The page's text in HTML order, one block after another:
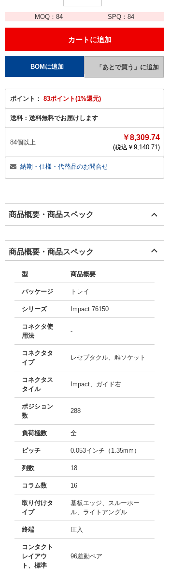
MOQ： 84 SPQ：84
ポイント： 83ポイント(1%還元)
送料： 送料無料でお届けします
84個以上
￥8,309.74
(税込￥ 9,140.71)
納期・仕様・代替品のお問合せ
商品概要・商品スペック
商品概要・商品スペック
型 商品概要
パッケージ トレイ
シリーズ Impact 76150
コネクタ使
用法
-
コネクタタ
イプ
レセプタクル、雌ソケット
コネクタス
タイル
Impact、ガイド右
ポジション
数
288
負荷極数 全
ピッチ 0.053インチ（1.35mm）
列数 18
コラム数 16
取り付けタ
イプ
基板エッジ、スルーホー
ル、ライトアングル
終端 圧入
コンタクト
レイアウ
ト、標準
96差動ペア